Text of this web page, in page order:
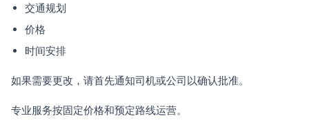
交通规划
价格
时间安排
如果需要更改，请首先通知司机或公司以确认批准。
专业服务按固定价格和预定路线运营。